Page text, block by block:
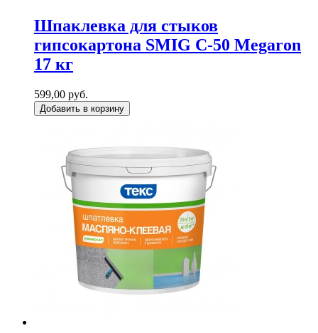
Шпаклевка для стыков
гипсокартона SMIG С-50 Megaron
17 кг
599,00 руб.
Добавить в корзину